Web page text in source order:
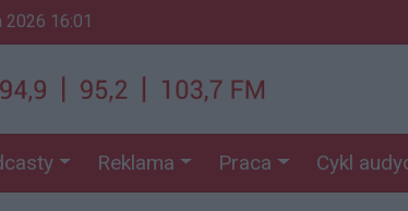
2026 16:01
Reklama Praca Cykl